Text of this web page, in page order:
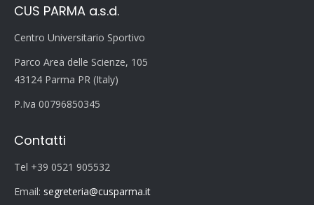
CUS PARMA a.s.d.
Centro Universitario Sportivo
Parco Area delle Scienze, 105
43124 Parma PR (Italy)
P.Iva 00796850345
Contatti
Tel +39 0521 905532
Email: segreteria@cusparma.it